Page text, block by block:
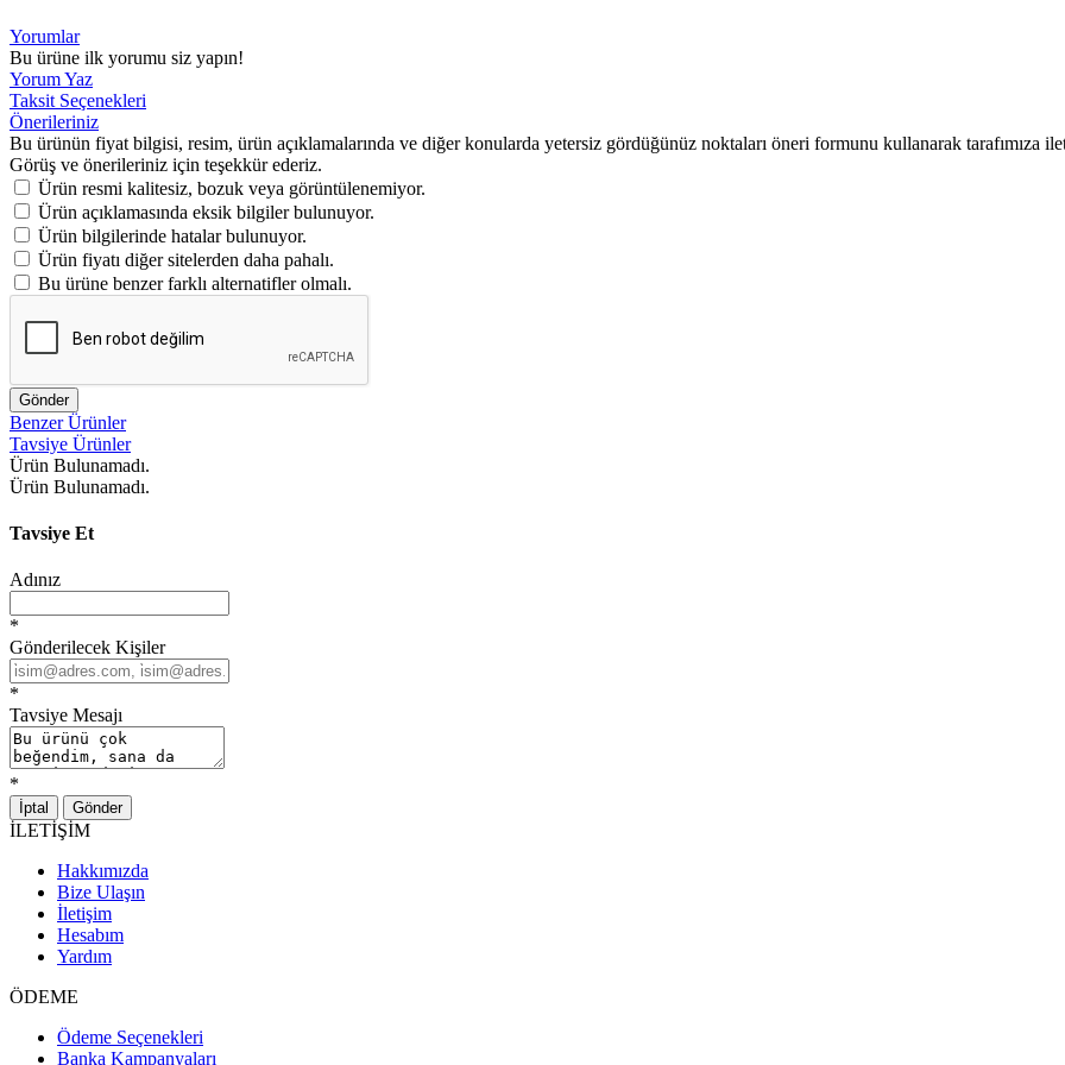
Yorumlar
Bu ürüne ilk yorumu siz yapın!
Yorum Yaz
Taksit Seçenekleri
Önerileriniz
Bu ürünün fiyat bilgisi, resim, ürün açıklamalarında ve diğer konularda yetersiz gördüğünüz noktaları öneri formunu kullanarak tarafımıza
Görüş ve önerileriniz için teşekkür ederiz.
Ürün resmi kalitesiz, bozuk veya görüntülenemiyor.
Ürün açıklamasında eksik bilgiler bulunuyor.
Ürün bilgilerinde hatalar bulunuyor.
Ürün fiyatı diğer sitelerden daha pahalı.
Bu ürüne benzer farklı alternatifler olmalı.
Gönder
Benzer Ürünler
Tavsiye Ürünler
Ürün Bulunamadı.
Ürün Bulunamadı.
Tavsiye Et
Adınız
*
Gönderilecek Kişiler
*
Tavsiye Mesajı
*
İptal Gönder
İLETİŞİM
Hakkımızda
Bize Ulaşın
İletişim
Hesabım
Yardım
ÖDEME
Ödeme Seçenekleri
Banka Kampanyaları